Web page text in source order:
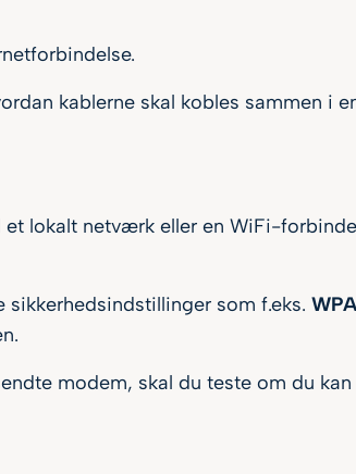
kablerne skal kobles sammen i
lokalt netværk eller en WiFi-
som f.eks.
modem, skal du teste om du